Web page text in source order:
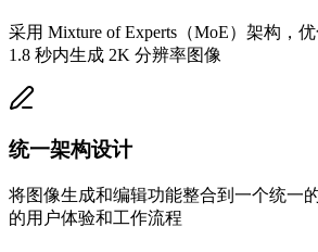
采用 Mixture of Experts（MoE）架构，
1.8 秒内生成 2K 分辨率图像
统一架构设计
将图像生成和编辑功能整合到一个统一
的用户体验和工作流程